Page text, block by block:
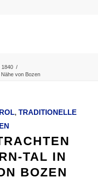
1840 /
von Bozen
,TRADITIONELLE
TAL IN
BOZEN